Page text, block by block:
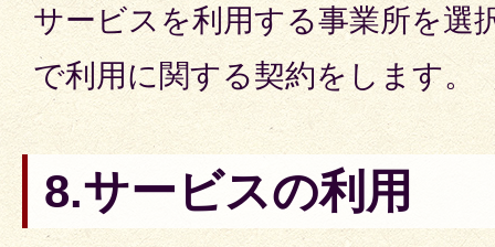
サービスを利用する事業所を選
で利用に関する契約をします。
8.サービスの利用